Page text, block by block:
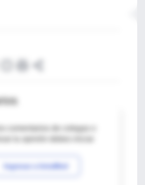
comentarios de colegas o
Ingresar a IntraMed